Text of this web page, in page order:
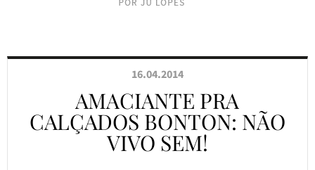
16.04.2014
AMACIANTE PRA
CALÇADOS BONTON: NÃO
VIVO SEM!